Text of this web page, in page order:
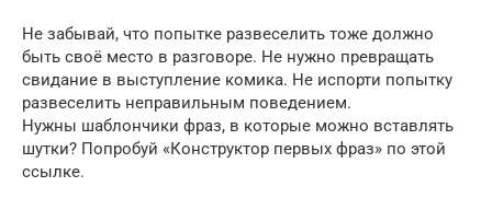
Не забывай, что попытке развеселить тоже должно
быть своё место в разговоре. Не нужно превращать
свидание в выступление комика. Не испорти попытку
развеселить неправильным поведением.
Нужны шаблончики фраз, в которые можно вставлять
шутки? Попробуй «Конструктор первых фраз» по этой
ссылке.